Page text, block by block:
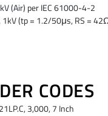
(Air) per IEC 61000-4-2
(tp = 1.2/50μs, RS =
CODES
3,000, 7 Inch